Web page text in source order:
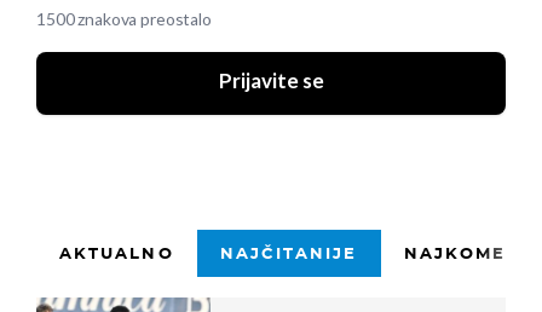
1500 znakova preostalo
Prijavite se
AKTUALNO NAJČITANIJE